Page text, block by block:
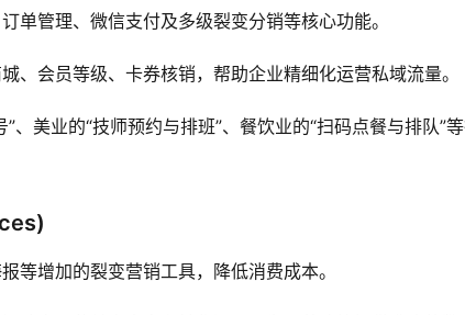
单管理、微信支付及多级裂变分销等核心功能。
、会员等级、卡券核销，帮助企业精细化运营私域流量。
、美业的“技师预约与排班”、餐饮业的“扫码点餐与排队”
等增加的裂变营销工具，降低消费成本。